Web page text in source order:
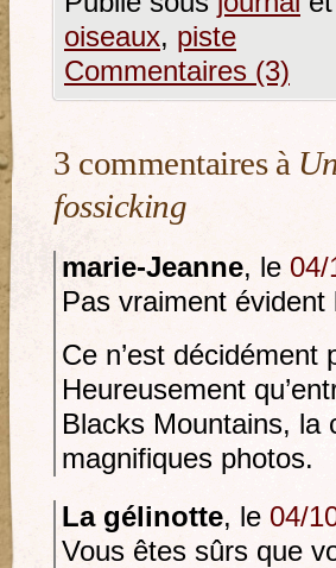
oiseaux, piste
Commentaires (3)
3 commentaires à
fossicking
marie-Jeanne, le 04/
Pas vraiment
Ce n’est décidément
Heureusement
Blacks Mountains,
magnifiques photos.
La gélinotte, le 04/
Vous êtes sûrs que